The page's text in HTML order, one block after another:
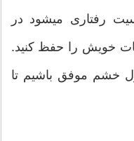
رفتاری ميشود در
خویش را حفظ کنید.
خشم موفق باشیم تا